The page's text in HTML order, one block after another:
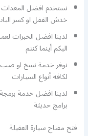
نستخدم افضل المعدات
خدش القفل او كسر
لدينا افضل الخبرات
اليكم أينما كنتم
نوفر خدمة نسخ او صب
لكافة أنواع السيارات
لدينا افضل خدمة
برامج حديثة
فتح مفتاح سيارة العقيلة